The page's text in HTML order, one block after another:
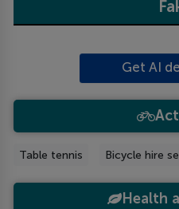
Get AI
Table tennis Bicycle hire
Health